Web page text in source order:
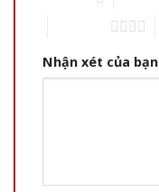
Nhận xét của bạn